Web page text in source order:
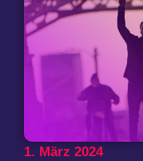
1. März 2024